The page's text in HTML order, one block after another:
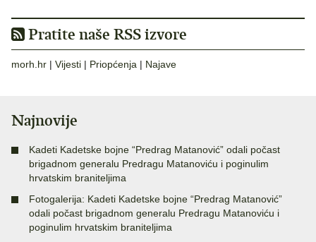
Pratite naše RSS izvore
morh.hr | Vijesti | Priopćenja | Najave
Najnovije
Kadeti Kadetske bojne “Predrag Matanović” odali počast
brigadnom generalu Predragu Matanoviću i poginulim
hrvatskim braniteljima
Fotogalerija: Kadeti Kadetske bojne “Predrag Matanović”
odali počast brigadnom generalu Predragu Matanoviću i
poginulim hrvatskim braniteljima